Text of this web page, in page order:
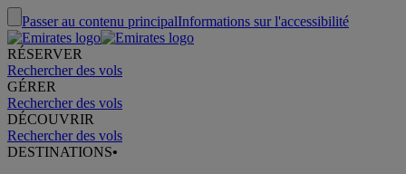
Passer au contenu principalInformations sur l'accessibilité
RÉSERVER
Rechercher des vols
GÉRER
Rechercher des vols
DÉCOUVRIR
Rechercher des vols
DESTINATIONS•